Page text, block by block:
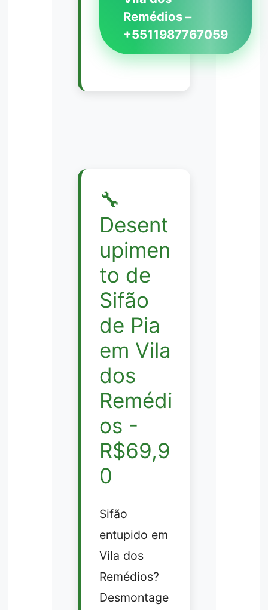
Remédios –
+5511987767059
🔧
Desent
upimen
to de
Sifão
de Pia
em Vila
dos
Remédi
os -
R$69,9
0
Sifão
entupido em
Vila dos
Remédios?
Desmontage